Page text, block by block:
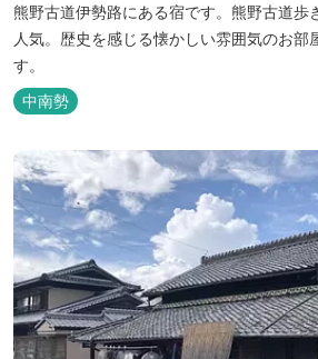
熊野古道伊勢路にある宿です。熊野古道歩
人気。歴史を感じる懐かしい雰囲気のお部
す。
中南勢